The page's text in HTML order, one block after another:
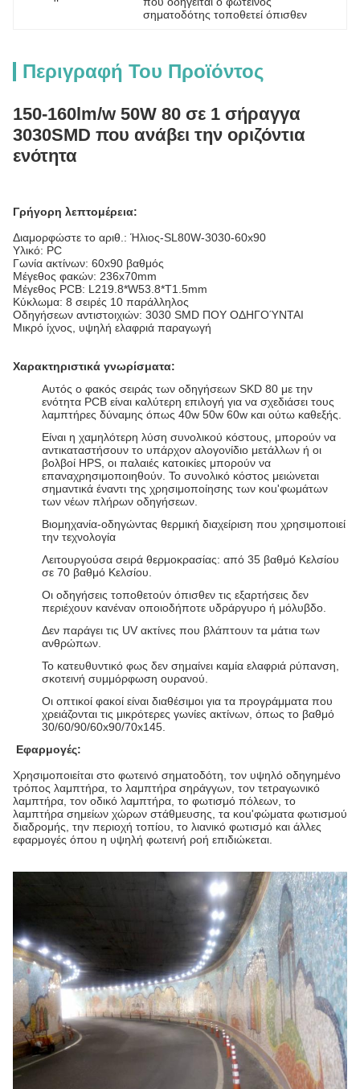
σηματοδότης τοποθετεί όπισθεν
Περιγραφή Του Προϊόντος
150-160lm/w 50W 80 σε 1 σήραγγα
3030SMD που ανάβει την οριζόντια
ενότητα
Γρήγορη λεπτομέρεια:
Διαμορφώστε το αριθ.: Ήλιος-SL80W-3030-60x90
Υλικό: PC
Γωνία ακτίνων: 60x90 βαθμός
Μέγεθος φακών: 236x70mm
Μέγεθος PCB: L219.8*W53.8*T1.5mm
Κύκλωμα: 8 σειρές 10 παράλληλος
Οδηγήσεων αντιστοιχιών: 3030 SMD ΠΟΥ ΟΔΗΓΟΎΝΤΑΙ
Μικρό ίχνος, υψηλή ελαφριά παραγωγή
Χαρακτηριστικά γνωρίσματα:
Αυτός ο φακός σειράς των οδηγήσεων SKD 80 με την
ενότητα PCB είναι καλύτερη επιλογή για να σχεδιάσει τους
λαμπτήρες δύναμης όπως 40w 50w 60w και ούτω καθεξής.
Είναι η χαμηλότερη λύση συνολικού κόστους, μπορούν να
αντικαταστήσουν το υπάρχον αλογονίδιο μετάλλων ή οι
βολβοί HPS, οι παλαιές κατοικίες μπορούν να
επαναχρησιμοποιηθούν. Το συνολικό κόστος μειώνεται
σημαντικά έναντι της χρησιμοποίησης των κοu'φωμάτων
των νέων πλήρων οδηγήσεων.
Βιομηχανία-οδηγώντας θερμική διαχείριση που χρησιμοποιεί
την τεχνολογία
Λειτουργούσα σειρά θερμοκρασίας: από 35 βαθμό Κελσίου
σε 70 βαθμό Κελσίου.
Οι οδηγήσεις τοποθετούν όπισθεν τις εξαρτήσεις δεν
περιέχουν κανέναν οποιοδήποτε υδράργυρο ή μόλυβδο.
Δεν παράγει τις UV ακτίνες που βλάπτουν τα μάτια των
ανθρώπων.
Το κατευθυντικό φως δεν σημαίνει καμία ελαφριά ρύπανση,
σκοτεινή συμμόρφωση ουρανού.
Οι οπτικοί φακοί είναι διαθέσιμοι για τα προγράμματα που
χρειάζονται τις μικρότερες γωνίες ακτίνων, όπως το βαθμό
30/60/90/60x90/70x145.
Εφαρμογές:
Χρησιμοποιείται στο φωτεινό σηματοδότη, τον υψηλό οδηγημένο
τρόπος λαμπτήρα, το λαμπτήρα σηράγγων, τον τετραγωνικό
λαμπτήρα, τον οδικό λαμπτήρα, το φωτισμό πόλεων, το
λαμπτήρα σημείων χώρων στάθμευσης, τα κοu'φώματα φωτισμού
διαδρομής, την περιοχή τοπίου, το λιανικό φωτισμό και άλλες
εφαρμογές όπου η υψηλή φωτεινή ροή επιδιώκεται.